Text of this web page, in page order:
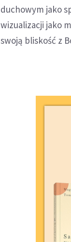
duchowym jako
wizualizacji jako
swoją bliskość z